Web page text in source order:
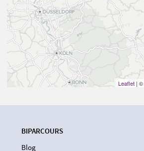
Leaflet | ©
BIPARCOURS
Blog